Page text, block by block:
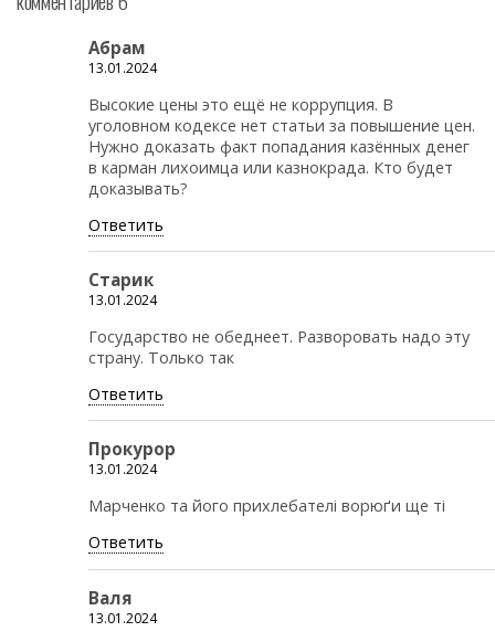
Абрам
13.01.2024
Высокие цены это ещё не коррупция. В
уголовном кодексе нет статьи за повышение цен.
Нужно доказать факт попадания казённых денег
в карман лихоимца или казнокрада. Кто будет
доказывать?
Ответить
Старик
13.01.2024
Государство не обеднеет. Разворовать надо эту
страну. Только так
Ответить
Прокурор
13.01.2024
Марченко та його прихлебателі ворюґи ще ті
Ответить
Валя
13.01.2024